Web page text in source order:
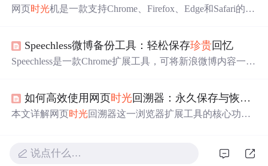
享，适用于学术研究、数字资产保护与内容归档等场景，
网页时光机是一款支持Chrome、Firefox、Edge和Safari的浏
份及时间轴浏览；提供批量存档、版本对比、404自动捕获
等功能，适用于个人记忆保存、学术研究溯源与企业品牌
Speechless微博备份工具：轻松保存珍贵回忆
Speechless是一款Chrome扩展工具，可将新浪微博内容一键
有数据处理均在本地完成，保障用户隐私。
如何高效使用网页时光回溯器：永久保存与恢复消失的网络内容
本文详解网页 时光回溯器这一浏览器扩展工具的核心功能
查、设计灵感库三大典型应用场景；提供五步上手教程与
说点什么…